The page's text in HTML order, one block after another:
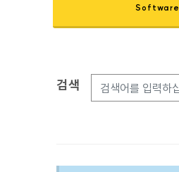
Software
검색옵션
검색